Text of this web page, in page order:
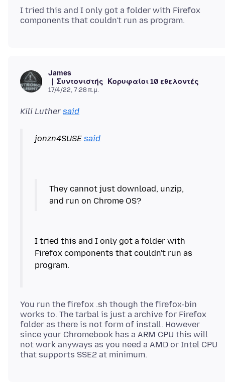
I tried this and I only got a folder with Firefox
James
Συντονιστής
Κορυφαίοι 10 εθελοντές
17/4/22, 7:28 π.μ.
Kili Luthersaid
jonzn4SUSE said
They cannot just download, unzip,
I tried this and I only got a folder with
Firefox components that couldn't run as
You run the firefox .sh though the firefox-bin
works to. The tarbal is just a archive for Firefox
folder as there is not form of install. However
since your Chromebook has a ARM CPU this will
not work anyways as you need a AMD or Intel CPU